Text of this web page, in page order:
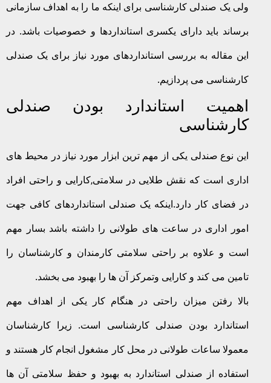
ولی یک صندلی کارشناسی برای اینکه ما را به اهداف سازمانی
برساند باید دارای یکسری استانداردها و خصوصیات باشد. در
این مقاله به بررسی استانداردهای مورد نیاز برای یک صندلی
کارشناسی می پردازیم.
اهمیت استاندارد بودن صندلی
کارشناسی
این نوع صندلی یکی از مهم ترین ابزار مورد نیاز در محیط های
اداری است که نقش طلایی در سلامتی,کارایی و راحتی افراد
در فضای کار دارد.اینکه یک صندلی استانداردهای کافی جهت
امور اداری در ساعت های طولانی را داشته باشد بسار مهم
است و علاوه بر راحتی سلامتی کارمندان و کارشناسان را
تامین می کند و کارایی وتمرکز آن ها را بهبود می بخشد.
بالا رفتن میزان راحتی در هنگام کار یکی از اهداف مهم
استاندارد بودن صندلی کارشناسی است. زیرا کارشناسان
معمولا ساعات طولانی در محل کار مشغول انجام کار هستند و
استفاده از صندلی استاندارد به بهبود و حفظ سلامتی آن ها